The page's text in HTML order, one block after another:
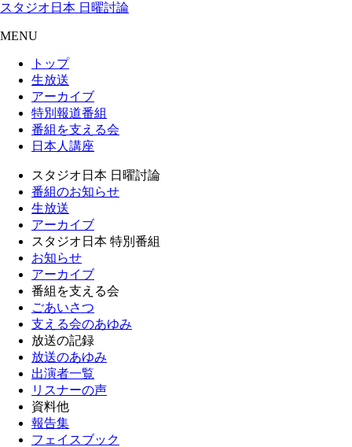
スタジオ日本 日曜討論
MENU
トップ
生放送
アーカイブ
特別報道番組
番組を支える会
日本人講座
スタジオ日本 日曜討論
番組のお知らせ
生放送
アーカイブ
スタジオ日本 特別番組
お知らせ
アーカイブ
番組を支える会
ごあいさつ
支える会のあゆみ
放送の記録
放送のあゆみ
出演者一覧
リスナーの声
資料他
報告集
フェイスブック